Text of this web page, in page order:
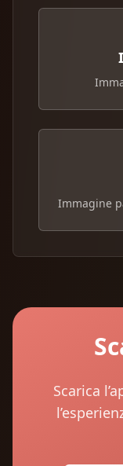
Immagine
Scarica